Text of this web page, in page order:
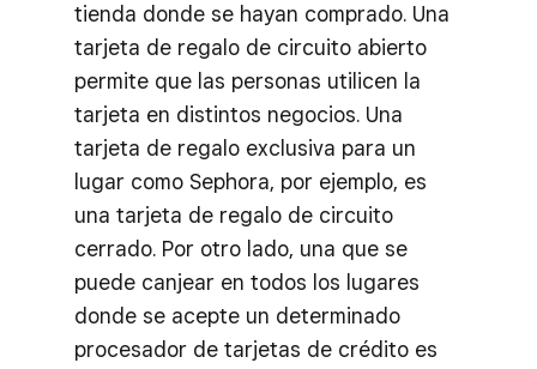
tienda donde se hayan comprado. Una
tarjeta de regalo de circuito abierto
permite que las personas utilicen la
tarjeta en distintos negocios. Una
tarjeta de regalo exclusiva para un
lugar como Sephora, por ejemplo, es
una tarjeta de regalo de circuito
cerrado. Por otro lado, una que se
puede canjear en todos los lugares
donde se acepte un determinado
procesador de tarjetas de crédito es